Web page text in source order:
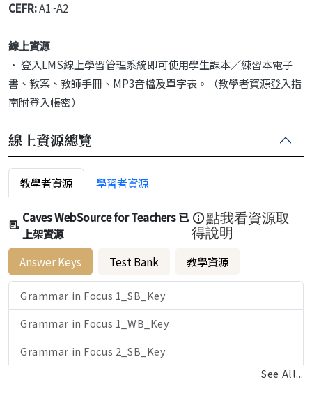
CEFR:A1~A2
線上資源
• 登入LMS線上學習管理系統即可使用學生課本／練習本電子
書、教案、教師手冊、MP3音檔及單字表。（教學者資源登入指
南附登入帳密）
線上資源總覽
教學者資源 學習者資源
Caves WebSource for Teachers 已
上架資源
點我看資源取
得說明
Answer Keys Test Bank 教學資源
Grammar in Focus 1_SB_Key
Grammar in Focus 1_WB_Key
Grammar in Focus 2_SB_Key
See All...